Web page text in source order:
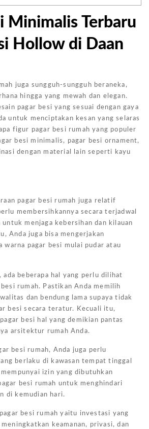
Minimalis Terbaru
Hollow di Daan
juga sungguh-sungguh beraneka,
hingga yang mewah dan elegan.
pagar besi yang sesuai dengan gaya
untuk menciptakan kesan yang selaras
figur pagar besi rumah yang populer
besi minimalis, pagar besi ornament,
dengan material lain seperti kayu
pagar besi rumah juga relatif
membersihkannya secara terjadwal
untuk menjaga kebersihan dan kilauan
Anda juga bisa mengerjakan
warna pagar besi mulai pudar atau
ada beberapa hal yang perlu dilihat
rumah. Pastikan Anda memilih
dan bendung lama supaya tidak
besi secara teratur. Kecuali itu,
besi hal yang demikian pantas
arsitektur rumah Anda.
besi rumah, Anda juga perlu
berlaku di kawasan tempat tinggal
izin yang dibutuhkan
besi rumah untuk menghindari
di kemudian hari.
besi rumah yaitu investasi yang
keamanan, privasi, dan